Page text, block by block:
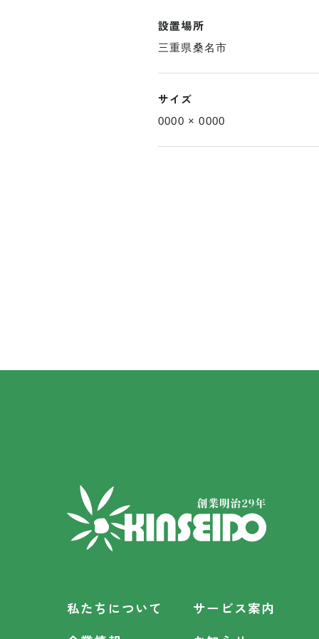
設置場所
三重県桑名市
サイズ
0000 × 0000
私たちについて
サービス案内